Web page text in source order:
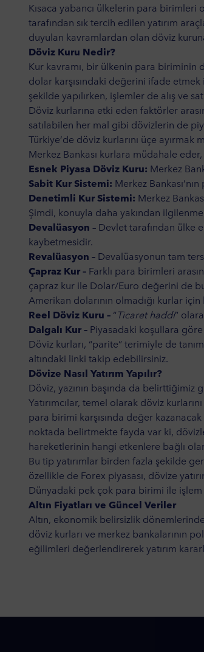
Kısaca yabancı ülkelerin para birimleri
tarafından sık tercih edilen yatırım
duyulan kavramlardan olan döviz
Döviz Kuru Nedir?
Kur kavramı, bir ülkenin para biriminin
dolar karşısındaki değerini ifade etmek
şekilde yapılırken, işlemler de alış ve
Döviz kurlarına etki eden faktörler
satılabilen her mal gibi dövizlerin de
Türkiye’de döviz kurlarını üçe
Merkez Bankası kurlara müdahale
Esnek Piyasa Döviz Kuru: Merkez
Sabit Kur Sistemi: Merkez
Denetimli Kur Sistemi: Merkez
Şimdi, konuyla daha yakından
Devalüasyon – Devlet tarafından ülke
kaybetmesidir.
Revalüasyon – Devalüasyonun tam
Çapraz Kur – Farklı para birimleri
çapraz kur ile Dolar/Euro değerini de
Amerikan dolarının olmadığı kurlar için
Reel Döviz Kuru – “Ticaret haddi”
Dalgalı Kur – Piyasadaki koşullara
Döviz kurları, “parite” terimiyle de
altındaki linki takip edebilirsiniz.
Dövize Nasıl Yatırım Yapılır?
Döviz, yazının başında da
Yatırımcılar, temel olarak döviz
para birimi karşısında değer
noktada belirtmekte fayda var ki,
hareketlerinin hangi etkenlere bağlı
Bu tip yatırımlar birden fazla şekilde
özellikle de Forex piyasası, dövize
Dünyadaki pek çok para birimi ile işlem
Altın Fiyatları ve Güncel Veriler
​​​​Altın, ekonomik belirsizlik
döviz kurları ve merkez bankalarının
eğilimleri değerlendirerek yatırım